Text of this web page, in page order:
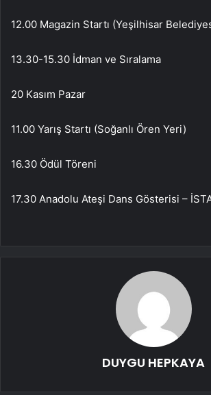
12.00 Magazin Startı (Yeşilhisar
13.30-15.30 İdman ve Sıralama
20 Kasım Pazar
11.00 Yarış Startı (Soğanlı Ören Yeri)
16.30 Ödül Töreni
17.30 Anadolu Ateşi Dans Gösterisi –
DUYGU HEPKAYA